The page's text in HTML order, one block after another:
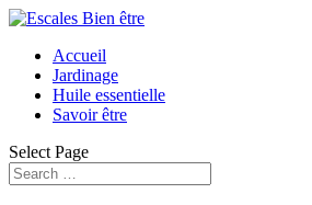
Accueil
Jardinage
Huile essentielle
Savoir être
Select Page